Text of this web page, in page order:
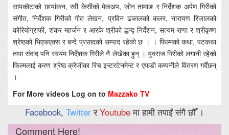
सापकोटाको छायांकन, रवी केसीको मेकअप, जोन तामाङ र निर्देशक अर्पण गिरीको
संगीत, निर्देशक गिरीको गीत लेखन, प्रविन ढकालको कलर, नारायण रिजालको
कोरियोग्राफी, शंकर महर्जन र आरके श्रीको द्धन्द्व निर्देशन, सत्यम राणा र श्रीकृष्ण
श्रेष्ठको भिएफएक्स र बन्दे प्रसादको सम्पाद रहेको छ । । फिल्मको कथा, पटकथा
तथा संवाद पनि स्वयंम निर्देशक गिरीले नै लेखेका हुन् । युवराज गिरीको लगानी रहेको
फिल्मलाई करण श्रेष्ठ क्रेजीका रिच इन्टरटेनमेन्ट र एफडी कम्पनीले वितरण गर्दैछन्
।
For More videos Log on to Mazzako TV
Facebook, TwitterरYoutubeमा हामी तपाईं संगै छौँ ।
Comment Here!